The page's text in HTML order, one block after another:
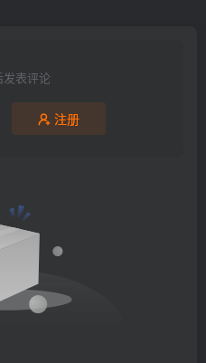
表评论
注册